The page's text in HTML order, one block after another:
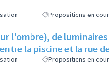
Propositions en
l'ombre), de
la piscine et la rue
Propositions en